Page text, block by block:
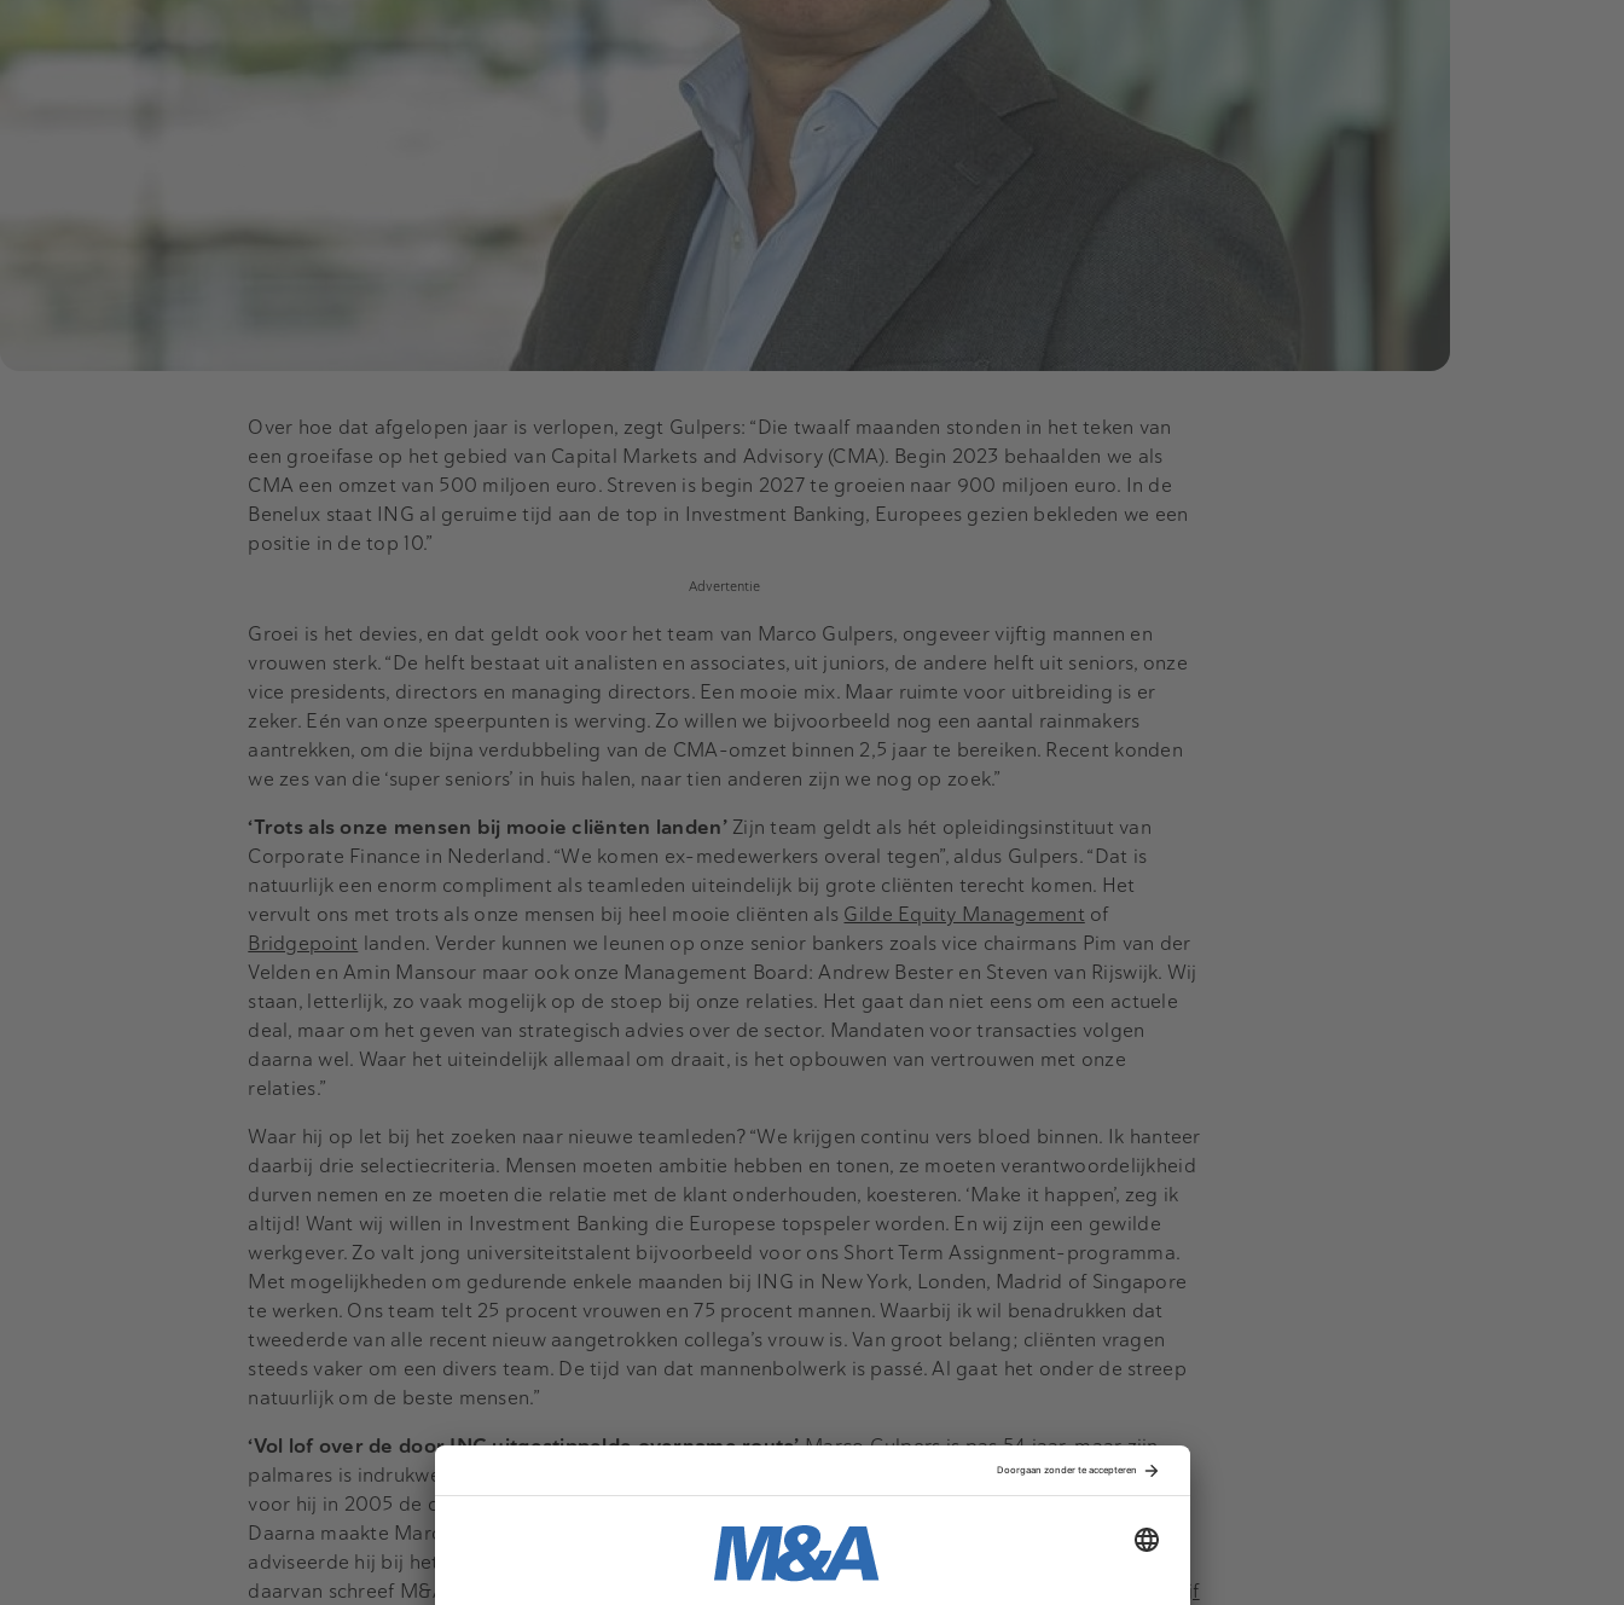
Over hoe dat afgelopen jaar is verlopen, zegt Gulpers: “Die twaalf maanden stonden in het teken van
een groeifase op het gebied van Capital Markets and Advisory (CMA). Begin 2023 behaalden we als
CMA een omzet van 500 miljoen euro. Streven is begin 2027 te groeien naar 900 miljoen euro. In de
Benelux staat ING al geruime tijd aan de top in Investment Banking, Europees gezien bekleden we een
positie in de top 10.”
Advertentie
Groei is het devies, en dat geldt ook voor het team van Marco Gulpers, ongeveer vijftig mannen en
vrouwen sterk. “De helft bestaat uit analisten en associates, uit juniors, de andere helft uit seniors, onze
vice presidents, directors en managing directors. Een mooie mix. Maar ruimte voor uitbreiding is er
zeker. Eén van onze speerpunten is werving. Zo willen we bijvoorbeeld nog een aantal rainmakers
aantrekken, om die bijna verdubbeling van de CMA-omzet binnen 2,5 jaar te bereiken. Recent konden
we zes van die ‘super seniors’ in huis halen, naar tien anderen zijn we nog op zoek.”
‘Trots als onze mensen bij mooie cliënten landen’Zijn team geldt als hét opleidingsinstituut van
Corporate Finance in Nederland. “We komen ex-medewerkers overal tegen”, aldus Gulpers. “Dat is
natuurlijk een enorm compliment als teamleden uiteindelijk bij grote cliënten terecht komen. Het
vervult ons met trots als onze mensen bij heel mooie cliënten als Gilde Equity Management of
Bridgepoint landen. Verder kunnen we leunen op onze senior bankers zoals vice chairmans Pim van der
Velden en Amin Mansour maar ook onze Management Board: Andrew Bester en Steven van Rijswijk. Wij
staan, letterlijk, zo vaak mogelijk op de stoep bij onze relaties. Het gaat dan niet eens om een actuele
deal, maar om het geven van strategisch advies over de sector. Mandaten voor transacties volgen
daarna wel. Waar het uiteindelijk allemaal om draait, is het opbouwen van vertrouwen met onze
relaties.”
Waar hij op let bij het zoeken naar nieuwe teamleden? “We krijgen continu vers bloed binnen. Ik hanteer
daarbij drie selectiecriteria. Mensen moeten ambitie hebben en tonen, ze moeten verantwoordelijkheid
durven nemen en ze moeten die relatie met de klant onderhouden, koesteren. ‘Make it happen’, zeg ik
altijd! Want wij willen in Investment Banking die Europese topspeler worden. En wij zijn een gewilde
werkgever. Zo valt jong universiteitstalent bijvoorbeeld voor ons Short Term Assignment-programma.
Met mogelijkheden om gedurende enkele maanden bij ING in New York, Londen, Madrid of Singapore
te werken. Ons team telt 25 procent vrouwen en 75 procent mannen. Waarbij ik wil benadrukken dat
tweederde van alle recent nieuw aangetrokken collega’s vrouw is. Van groot belang; cliënten vragen
steeds vaker om een divers team. De tijd van dat mannenbolwerk is passé. Al gaat het onder de streep
natuurlijk om de beste mensen.”
‘Vol lof over de door ING uitgestippelde overname route’Marco Gulpers is pas 54 jaar, maar zijn
palmares is indrukwekkend. Zo vervulde hij negen jaar lang asset management functies bij ABN AMRO
voor hij in 2005 de overstap naar ING maakte om aandelenanalist op voedingsbedrijven te worden.
Daarna maakte Marco de overstap naar het Corporate Finance M&A-team van ING. In die jaren
adviseerde hij bij het tot stand komen van tal van internationale deals (zie kader onderaan). Over één
daarvan schreef M&A Magazine vorig jaar in een cover artikel:
de verkoop van het Belgische frietbedrijf